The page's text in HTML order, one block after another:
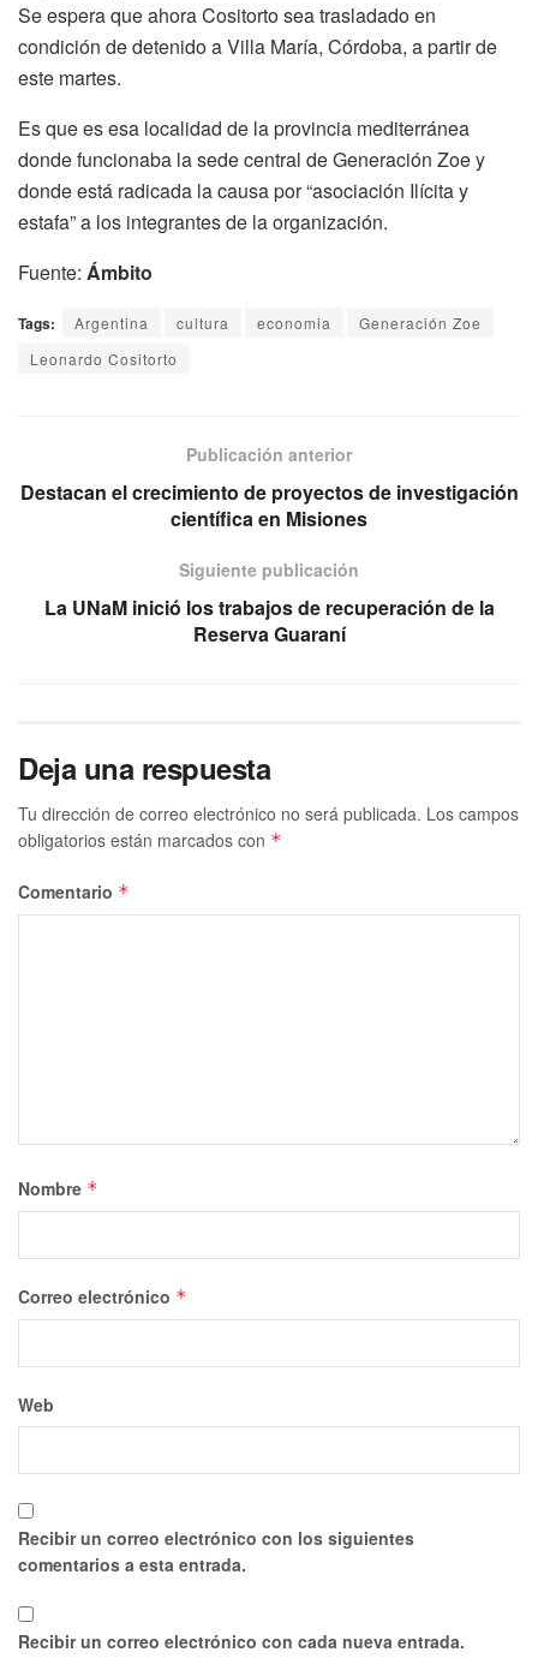
Se espera que ahora Cositorto sea trasladado en
condición de detenido a Villa María, Córdoba, a partir de
este martes.
Es que es esa localidad de la provincia mediterránea
donde funcionaba la sede central de Generación Zoe y
donde está radicada la causa por “asociación Ilícita y
estafa” a los integrantes de la organización.
Fuente: Ámbito
Tags: Argentina cultura economia
Generación Zoe
Leonardo Cositorto
Publicación anterior
Destacan el crecimiento de proyectos de investigación
científica en Misiones
Siguiente publicación
La UNaM inició los trabajos de recuperación de la
Reserva Guaraní
Deja una respuesta
Tu dirección de correo electrónico no será publicada. Los campos
obligatorios están marcados con *
Comentario *
Nombre *
Correo electrónico *
Web
Recibir un correo electrónico con los siguientes
comentarios a esta entrada.
Recibir un correo electrónico con cada nueva entrada.